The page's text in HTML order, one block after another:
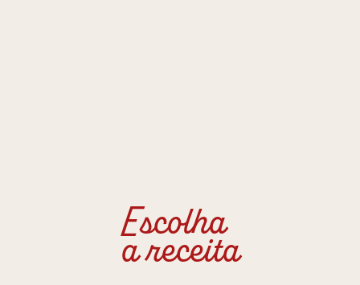
Escolha
a receita